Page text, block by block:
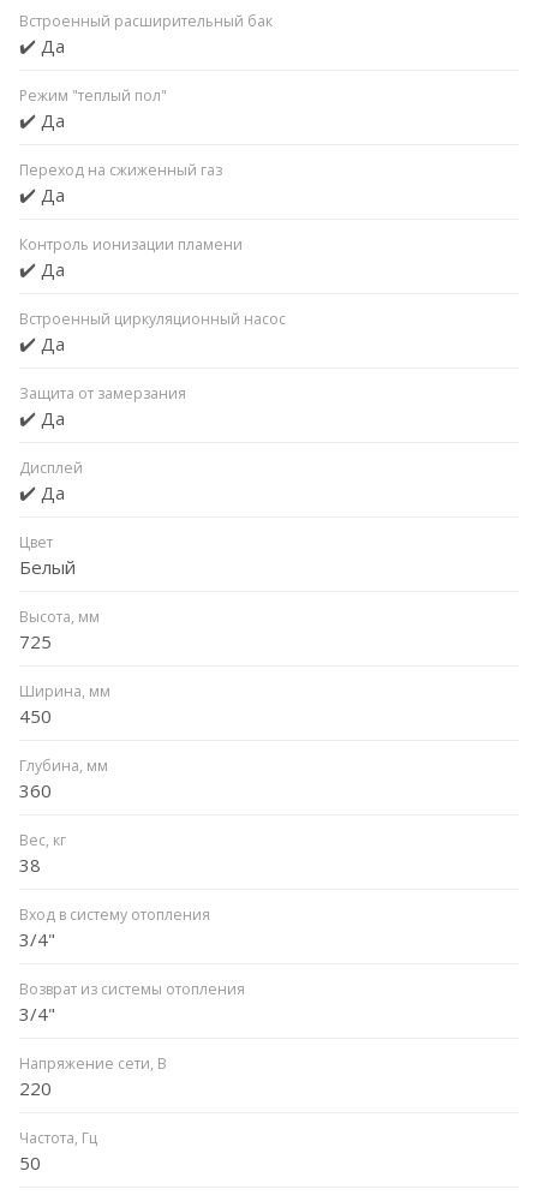
Встроенный расширительный бак
✔️ Да
Режим "теплый пол"
✔️ Да
Переход на сжиженный газ
✔️ Да
Контроль ионизации пламени
✔️ Да
Встроенный циркуляционный насос
✔️ Да
Защита от замерзания
✔️ Да
Дисплей
✔️ Да
Цвет
Белый
Высота, мм
725
Ширина, мм
450
Глубина, мм
360
Вес, кг
38
Вход в систему отопления
3/4"
Возврат из системы отопления
3/4"
Напряжение сети, В
220
Частота, Гц
50